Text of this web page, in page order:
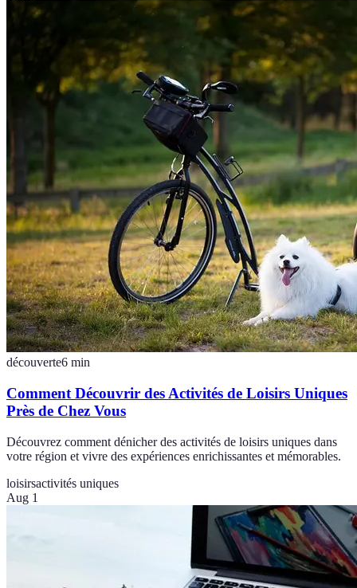
découverte6 min
Comment Découvrir des Activités de Loisirs Uniques
Près de Chez Vous
Découvrez comment dénicher des activités de loisirs uniques dans
votre région et vivre des expériences enrichissantes et mémorables.
loisirsactivités uniques
Aug 1